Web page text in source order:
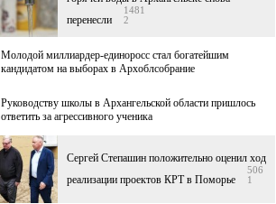
перенесли
1481
2
Молодой миллиардер-единоросс стал богатейшим
кандидатом на выборах в Архоблсобрание
Руководству школы в Архангельской области пришлось
ответить за агрессивного ученика
Сергей Степашин положительно оценил ход
реализации проектов КРТ в Поморье
506
1